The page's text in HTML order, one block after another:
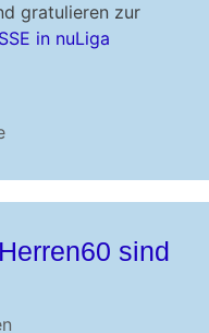
gratulieren zur
in nuLiga
sind